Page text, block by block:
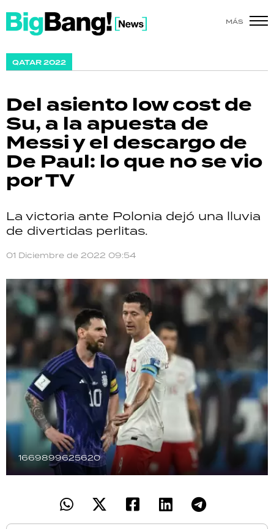
MÁS
QATAR 2022
Del asiento low cost de
Su, a la apuesta de
Messi y el descargo de
De Paul: lo que no se vio
por TV
La victoria ante Polonia dejó una lluvia
de divertidas perlitas.
01 Diciembre de 2022 09:54
1669899625620
SHOW
ACTUALIDAD
POLICIALES
ECONOMÍA
SALUD
DEPORTES
TECNOLOGÍA
RECETAS
PALABRAS
HORÓSCOPO
Seguinos